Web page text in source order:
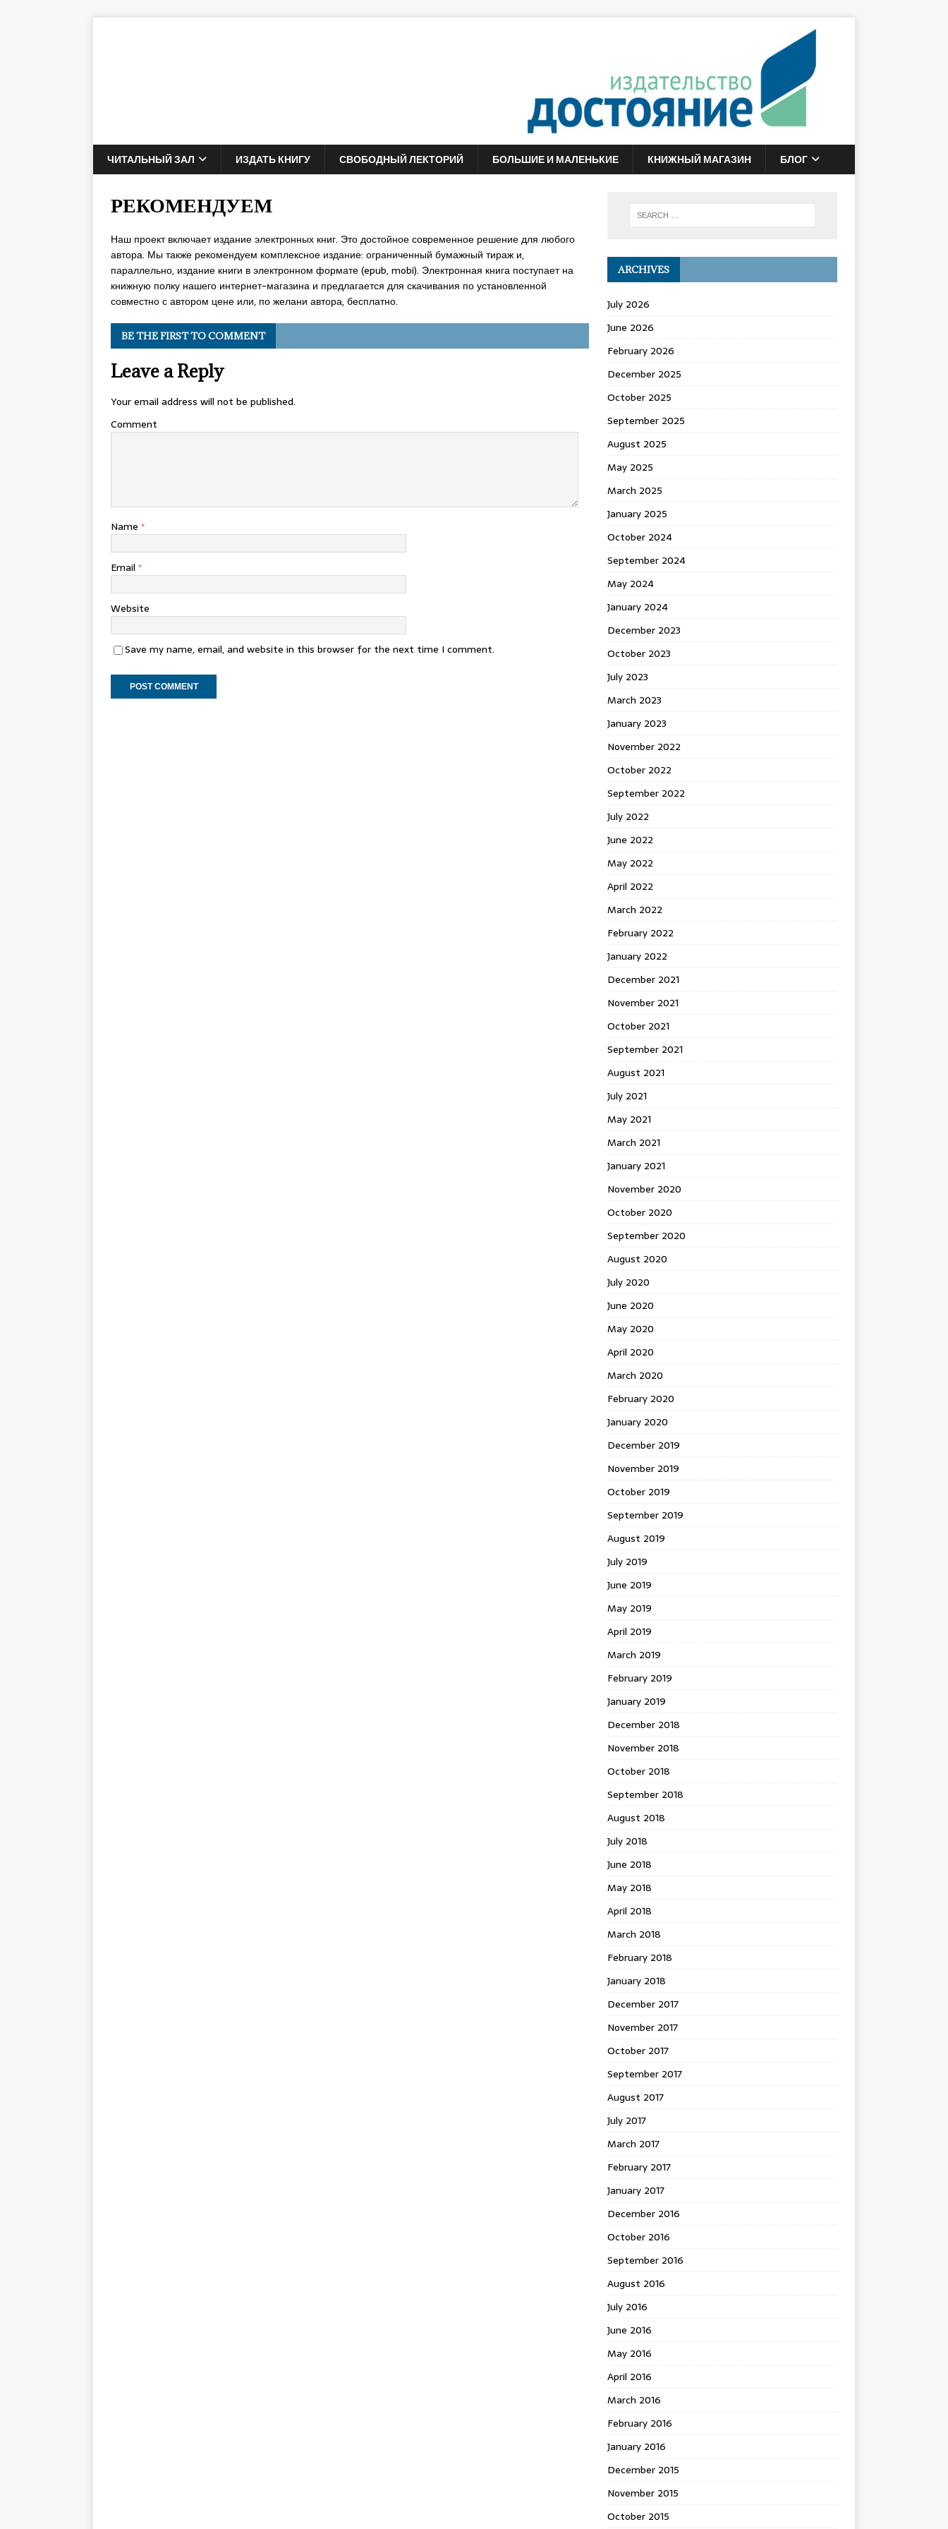
ЧИТАЛЬНЫЙ ЗАЛ ИЗДАТЬ КНИГУ СВОБОДНЫЙ ЛЕКТОРИЙ БОЛЬШИЕ И МАЛЕНЬКИЕ КНИЖНЫЙ МАГАЗИН БЛОГ
РЕКОМЕНДУЕМ
Наш проект включает издание электронных книг. Это достойное современное решение для любого
автора. Мы также рекомендуем комплексное издание: ограниченный бумажный тираж и,
параллельно, издание книги в электронном формате (epub, mobi). Электронная книга поступает на
книжную полку нашего интернет-магазина и предлагается для скачивания по установленной
совместно с автором цене или, по желани автора, бесплатно.
BE THE FIRST TO COMMENT
Leave a Reply
Your email address will not be published.
Comment
Name *
Email *
Website
Save my name, email, and website in this browser for the next time I comment.
ARCHIVES
July 2026
June 2026
February 2026
December 2025
October 2025
September 2025
August 2025
May 2025
March 2025
January 2025
October 2024
September 2024
May 2024
January 2024
December 2023
October 2023
July 2023
March 2023
January 2023
November 2022
October 2022
September 2022
July 2022
June 2022
May 2022
April 2022
March 2022
February 2022
January 2022
December 2021
November 2021
October 2021
September 2021
August 2021
July 2021
May 2021
March 2021
January 2021
November 2020
October 2020
September 2020
August 2020
July 2020
June 2020
May 2020
April 2020
March 2020
February 2020
January 2020
December 2019
November 2019
October 2019
September 2019
August 2019
July 2019
June 2019
May 2019
April 2019
March 2019
February 2019
January 2019
December 2018
November 2018
October 2018
September 2018
August 2018
July 2018
June 2018
May 2018
April 2018
March 2018
February 2018
January 2018
December 2017
November 2017
October 2017
September 2017
August 2017
July 2017
March 2017
February 2017
January 2017
December 2016
October 2016
September 2016
August 2016
July 2016
June 2016
May 2016
April 2016
March 2016
February 2016
January 2016
December 2015
November 2015
October 2015